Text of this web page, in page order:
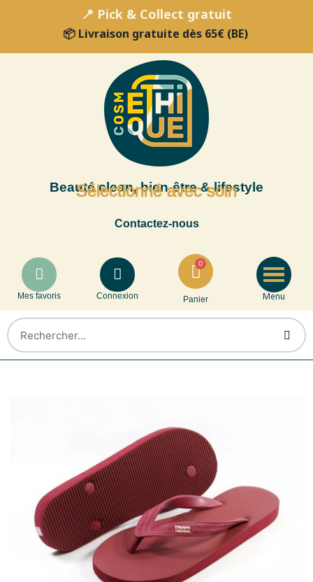
📍 Pick & Collect gratuit
📦 Livraison gratuite dès 65€ (BE)
Beauté clean, bien-être & lifestyle
Sélectionné avec soin
Contactez-nous
Mes favoris Connexion Panier Menu